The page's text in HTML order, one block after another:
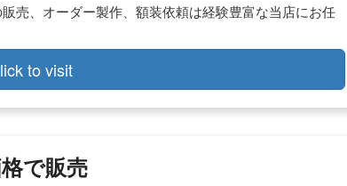
売、オーダー製作、額装依頼は経験豊富な当店にお任
to visit
で販売